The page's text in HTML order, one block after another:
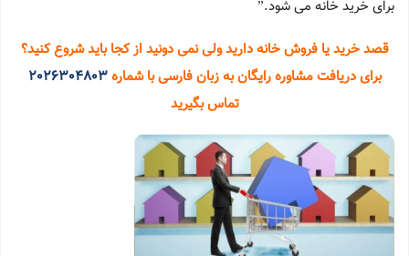
برای خرید خانه می شود.”
قصد خرید یا فروش خانه دارید ولی نمی دونید از کجا باید شروع کنید؟
برای دریافت مشاوره رایگان به زبان فارسی با شماره2026304803
تماس بگیرید